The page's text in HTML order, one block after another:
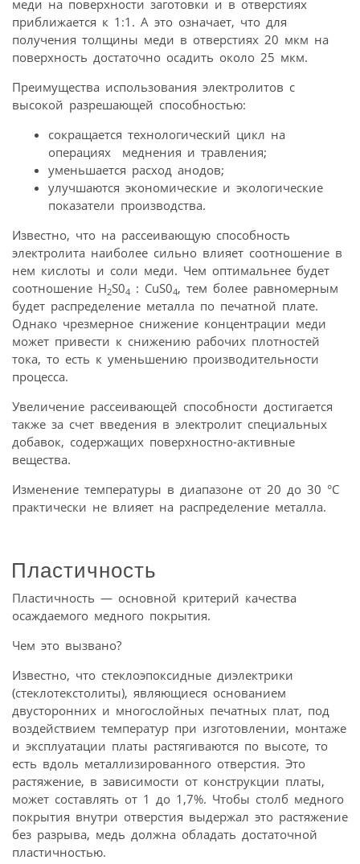
меди на поверхности заготовки и в отверстиях
приближается к 1:1. А это означает, что для
получения толщины меди в отверстиях 20 мкм на
поверхность достаточно осадить около 25 мкм.
Преимущества использования электролитов с
высокой разрешающей способностью:
сокращается технологический цикл на
операциях меднения и травления;
уменьшается расход анодов;
улучшаются экономические и экологические
показатели производства.
Известно, что на рассеивающую способность
электролита наиболее сильно влияет соотношение в
нем кислоты и соли меди. Чем оптимальнее будет
соотношение H2S04 : CuS04, тем более равномерным
будет распределение металла по печатной плате.
Однако чрезмерное снижение концентрации меди
может привести к снижению рабочих плотностей
тока, то есть к уменьшению производительности
процесса.
Увеличение рассеивающей способности достигается
также за счет введения в электролит специальных
добавок, содержащих поверхностно-активные
вещества.
Изменение температуры в диапазоне от 20 до 30 °С
практически не влияет на распределение металла.
Пластичность
Пластичность — основной критерий качества
осаждаемого медного покрытия.
Чем это вызвано?
Известно, что стеклоэпоксидные диэлектрики
(стеклотекстолиты), являющиеся основанием
двусторонних и многослойных печатных плат, под
воздействием температур при изготовлении, монтаже
и эксплуатации платы растягиваются по высоте, то
есть вдоль металлизированного отверстия. Это
растяжение, в зависимости от конструкции платы,
может составлять от 1 до 1,7%. Чтобы столб медного
покрытия внутри отверстия выдержал это растяжение
без разрыва, медь должна обладать достаточной
пластичностью.